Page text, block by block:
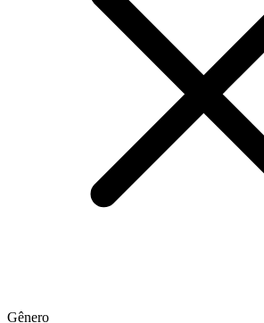
Gênero